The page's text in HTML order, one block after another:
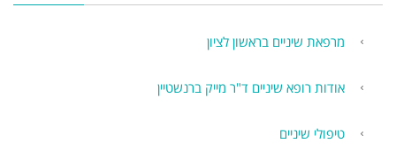
מרפאת שיניים בראשון לציון
אודות רופא שיניים ד"ר מייק ברנשטיין
טיפולי שיניים